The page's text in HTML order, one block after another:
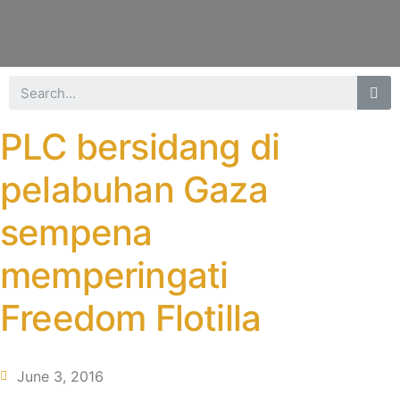
PLC bersidang di
pelabuhan Gaza
sempena
memperingati
Freedom Flotilla
June 3, 2016